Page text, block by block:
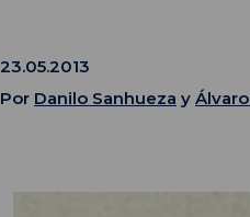
23.05.2013
Por Danilo Sanhueza y